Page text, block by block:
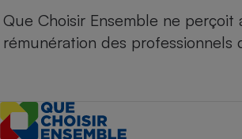
Que Choisir Ensemble ne perçoit
rémunération des professionnels